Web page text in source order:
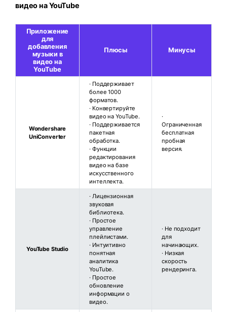
видео на YouTube
Приложение
для
добавления
музыки в
видео на
YouTube
Плюсы Минусы
Wondershare
UniConverter
· Поддерживает
более 1000
форматов.
· Конвертируйте
видео на YouTube.
· Поддерживается
пакетная
обработка.
· Функции
редактирования
видео на базе
искусственного
интеллекта.
·
Ограниченная
бесплатная
пробная
версия.
YouTube Studio
· Лицензионная
звуковая
библиотека.
· Простое
управление
плейлистами.
· Интуитивно
понятная
аналитика
YouTube.
· Простое
обновление
информации о
видео.
· Не подходит
для
начинающих.
· Низкая
скорость
рендеринга.